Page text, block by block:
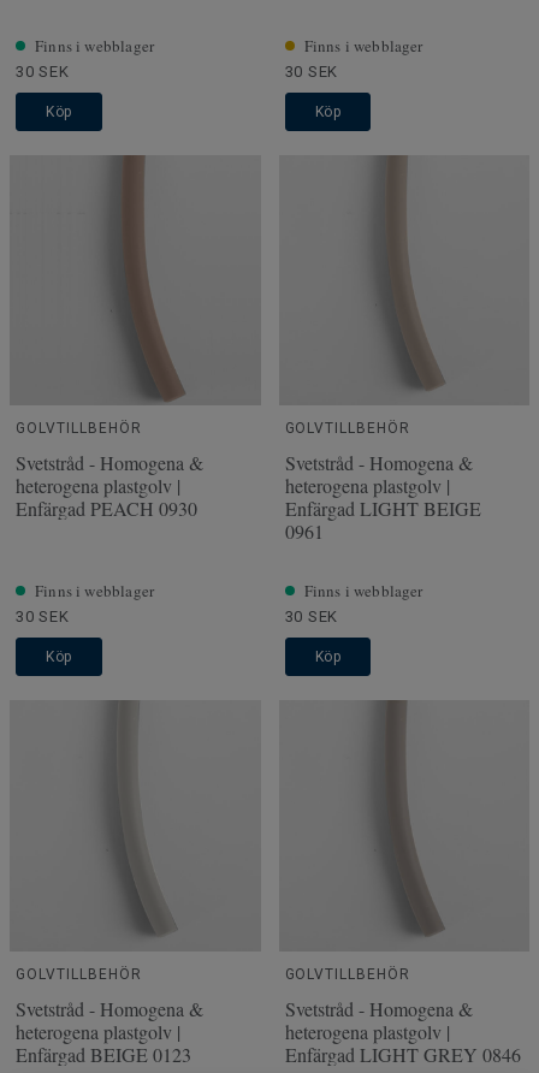
Finns i webblager
30 SEK
Köp
Finns i webblager
30 SEK
Köp
GOLVTILLBEHÖR
Svetstråd - Homogena &
heterogena plastgolv |
Enfärgad PEACH 0930
Finns i webblager
30 SEK
Köp
GOLVTILLBEHÖR
Svetstråd - Homogena &
heterogena plastgolv |
Enfärgad LIGHT BEIGE
0961
Finns i webblager
30 SEK
Köp
GOLVTILLBEHÖR
Svetstråd - Homogena &
heterogena plastgolv |
Enfärgad BEIGE 0123
GOLVTILLBEHÖR
Svetstråd - Homogena &
heterogena plastgolv |
Enfärgad LIGHT GREY 0846